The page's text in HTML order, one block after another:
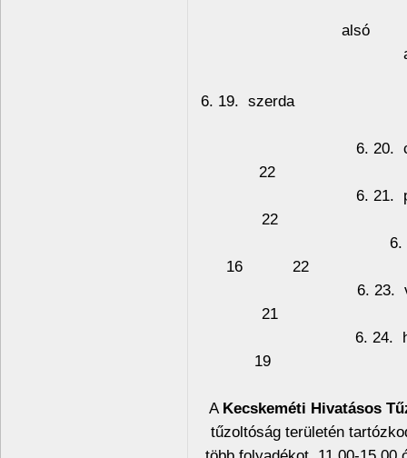
6.
6.
22
6.
22
16
6.
21
6.
19
A Kecskeméti Hivatásos
tűzoltóság területén